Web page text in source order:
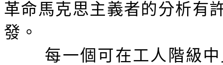
革命馬克思主義者的分析有
發。
每一個可在工人階級